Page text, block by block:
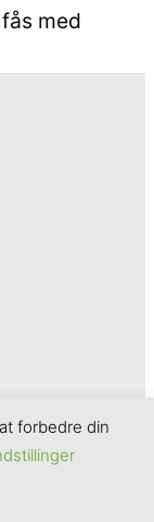
med
forbedre din